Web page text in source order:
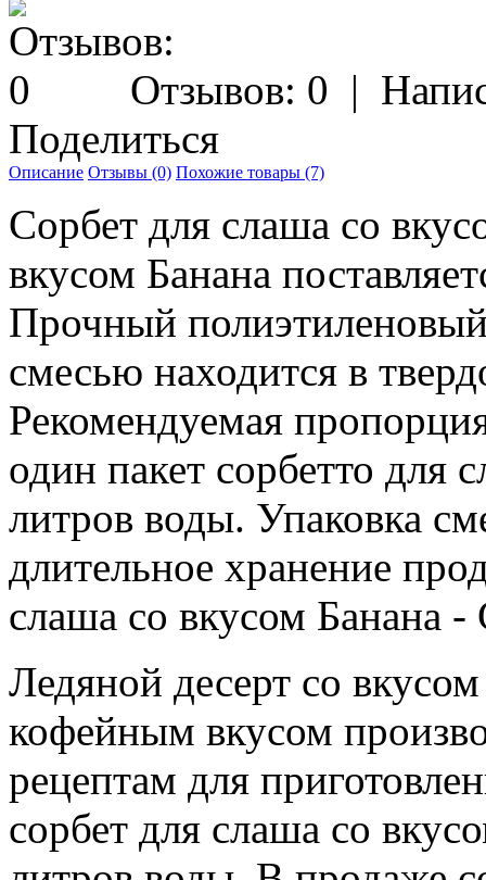
Отзывов: 0 |
Поделиться
Описание Отзывы (0) Похожие товары (7)
Сорбет для слаша со
вкусом Банана
Прочный
смесью находится в
Рекомендуемая
один пакет сорбетто для
литров воды. Упаковка
длительное хранение
слаша со вкусом Банана
Ледяной десерт со
кофейным вкусом
рецептам для
сорбет для слаша со